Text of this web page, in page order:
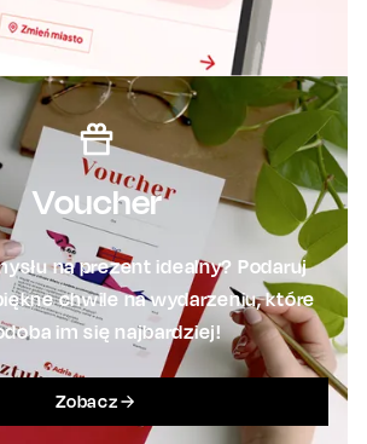
Voucher
na prezent idealny? Podaruj
chwile na wydarzeniu, które
im się najbardziej!
Zobacz